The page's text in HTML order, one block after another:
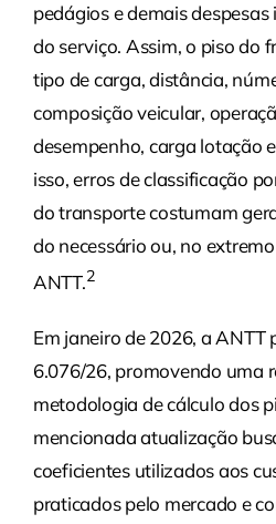
pedágios e demais
do serviço. Assim, o piso do
tipo de carga, distância,
composição veicular,
desempenho, carga lotação
isso, erros de classificação
do transporte costumam
do necessário ou, no
ANTT.2
Em janeiro de 2026, a ANTT
6.076/26, promovendo uma
metodologia de cálculo dos
mencionada atualização
coeficientes utilizados aos
praticados pelo mercado e